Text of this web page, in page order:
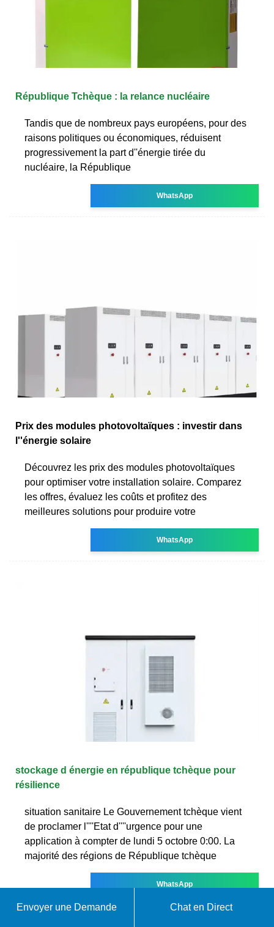
République Tchèque : la relance nucléaire
Tandis que de nombreux pays européens, pour des
raisons politiques ou économiques, réduisent
progressivement la part d''énergie tirée du
nucléaire, la République
WhatsApp
Prix des modules photovoltaïques : investir dans
l''énergie solaire
Découvrez les prix des modules photovoltaïques
pour optimiser votre installation solaire. Comparez
les offres, évaluez les coûts et profitez des
meilleures solutions pour produire votre
WhatsApp
stockage d énergie en république tchèque pour
résilience
situation sanitaire Le Gouvernement tchèque vient
de proclamer l''''Etat d''''urgence pour une
application à compter de lundi 5 octobre 0:00. La
majorité des régions de République tchèque
WhatsApp
Envoyer une Demande Chat en Direct